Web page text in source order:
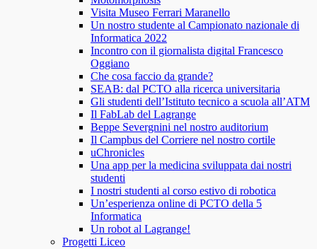
Visita Museo Ferrari Maranello
Un nostro studente al Campionato nazionale di
Informatica 2022
Incontro con il giornalista digital Francesco
Oggiano
Che cosa faccio da grande?
SEAB: dal PCTO alla ricerca universitaria
Gli studenti dell’Istituto tecnico a scuola all’ATM
Il FabLab del Lagrange
Beppe Severgnini nel nostro auditorium
Il Campbus del Corriere nel nostro cortile
uChronicles
Una app per la medicina sviluppata dai nostri
studenti
I nostri studenti al corso estivo di robotica
Un’esperienza online di PCTO della 5
Informatica
Un robot al Lagrange!
Progetti Liceo